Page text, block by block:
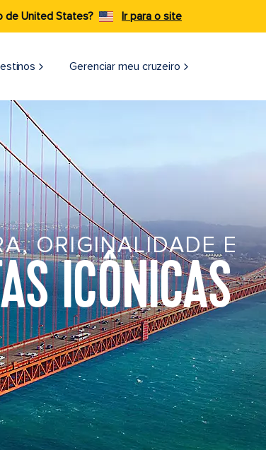
de United States? Ir para o site
Gerenciar meu cruzeiro
ORIGINALIDADE E
ICÔNICAS